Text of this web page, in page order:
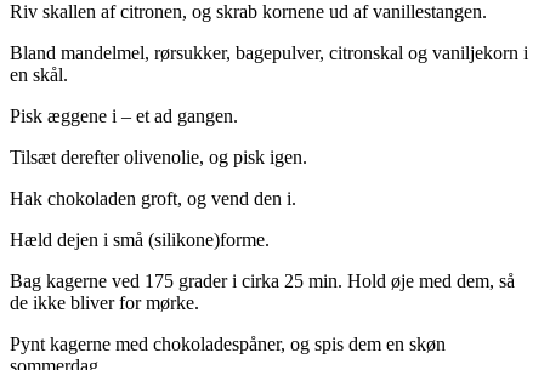
Riv skallen af citronen, og skrab kornene ud af vanillestangen.
Bland mandelmel, rørsukker, bagepulver, citronskal og vaniljekorn i
en skål.
Pisk æggene i – et ad gangen.
Tilsæt derefter olivenolie, og pisk igen.
Hak chokoladen groft, og vend den i.
Hæld dejen i små (silikone)forme.
Bag kagerne ved 175 grader i cirka 25 min. Hold øje med dem, så
de ikke bliver for mørke.
Pynt kagerne med chokoladespåner, og spis dem en skøn
sommerdag.